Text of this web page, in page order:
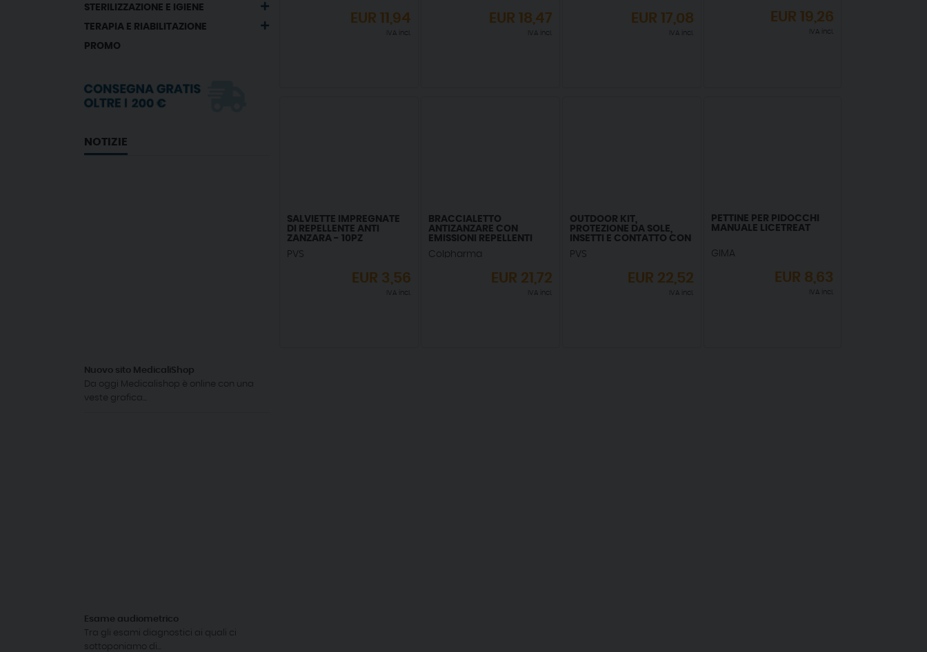
STERILIZZAZIONE E IGIENE
TERAPIA E RIABILITAZIONE
PROMO
NOTIZIE
Nuovo sito MedicaliShop
Da oggi Medicalishop è online con una
veste grafica...
Esame audiometrico
Tra gli esami diagnostici ai quali ci
sottoponiamo di...
EUR11,94
IVA incl.
EUR18,47
IVA incl.
EUR17,08
IVA incl.
EUR 19,26
IVA incl.
SALVIETTE IMPREGNATE
DI REPELLENTE ANTI
ZANZARA - 10PZ
PVS
EUR 3,56
IVA incl.
BRACCIALETTO
ANTIZANZARE CON
EMISSIONI REPELLENTI
Colpharma
EUR 21,72
IVA incl.
OUTDOOR KIT,
PROTEZIONE DA SOLE,
INSETTI E CONTATTO CON
ANIMALI ACQUATICI
PVS
EUR 22,52
IVA incl.
PETTINE PER PIDOCCHI
MANUALE LICETREAT
GIMA
EUR 8,63
IVA incl.